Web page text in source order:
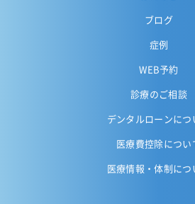
ブログ
症例
WEB予約
診療のご相談
デンタルローンにつ
医療費控除につい
医療情報・体制につ